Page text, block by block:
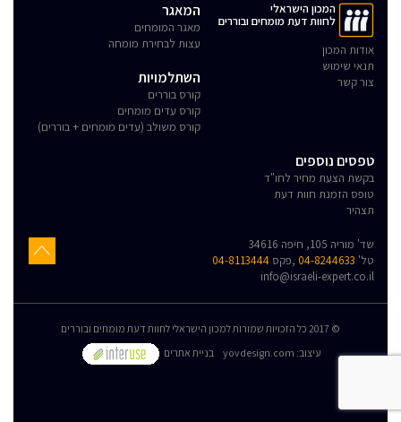
המכון הישראלי
לחוות דעת מומחים ובוררים
אודות המכון
תנאי שימוש
צור קשר
המאגר
מאגר המומחים
עצות לבחירת מומחה
השתלמויות
קורס בוררים
קורס עדים מומחים
קורס משולב (עדים מומחים + בוררים)
טפסים נוספים
בקשת הצעת מחיר לחו"ד
טופס הזמנת חוות דעת
תצהיר
שד' מוריה 105, חיפה 34616
טל' 04-8244633 ,פקס 04-8113444
info@israeli-expert.co.il
© 2017 כל הזכויות שמורות למכון הישראלי לחוות דעת מומחים ובוררים
בניית אתרים
yovdesign.com :עיצוב